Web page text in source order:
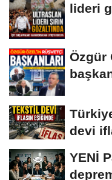
lideri
Özgür
devi
YENİ